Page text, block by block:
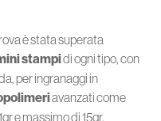
è stata superata
stampidi ogni tipo, con
per ingranaggi in
avanzati come
e massimo di 15gr.